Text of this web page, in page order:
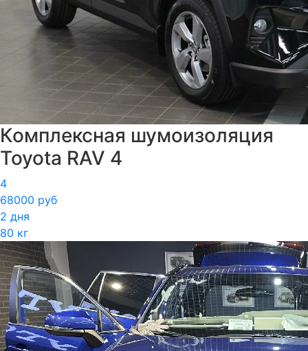
Комплексная шумоизоляция
Toyota RAV 4
4
68000 руб
2 дня
80 кг